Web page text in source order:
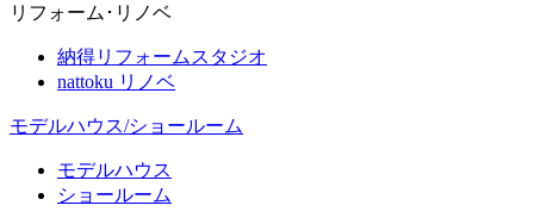
リフォーム･リノベ
納得リフォームスタジオ
nattoku リノベ
モデルハウス/ショールーム
モデルハウス
ショールーム